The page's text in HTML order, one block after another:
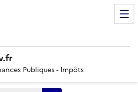
Publiques - Impôts